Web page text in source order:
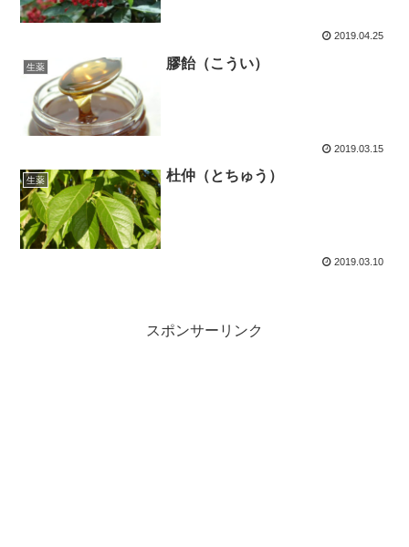
2019.04.25
生薬 膠飴（こうい）
2019.03.15
生薬 杜仲（とちゅう）
2019.03.10
スポンサーリンク